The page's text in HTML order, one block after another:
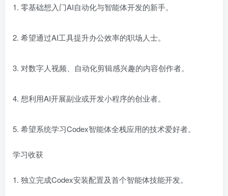
1. 零基础想入门AI自动化与智能体开发的新手。
2. 希望通过AI工具提升办公效率的职场人士。
3. 对数字人视频、自动化剪辑感兴趣的内容创作者。
4. 想利用AI开展副业或开发小程序的创业者。
5. 希望系统学习Codex智能体全栈应用的技术爱好者。
学习收获
1. 独立完成Codex安装配置及首个智能体技能开发。